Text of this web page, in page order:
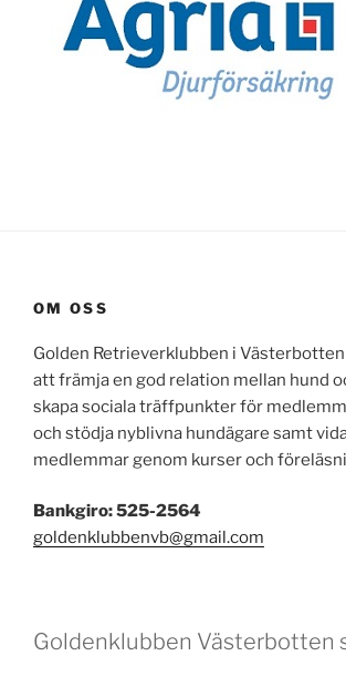
OM OSS
Golden Retrieverklubben i
att främja en god relation mellan hund
skapa sociala träffpunkter för
och stödja nyblivna hundägare samt
medlemmar genom kurser och
Bankgiro: 525-2564
goldenklubbenvb@gmail.com
Goldenklubben Västerbotten